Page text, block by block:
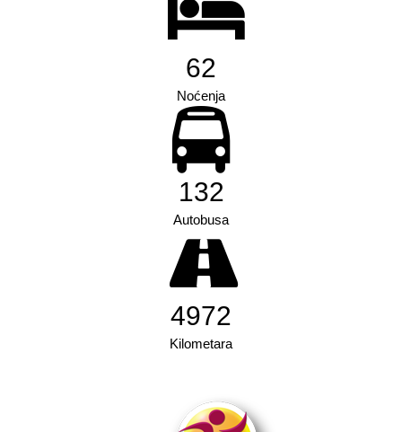
87
Noćenja
210
Autobusa
7883
Kilometara